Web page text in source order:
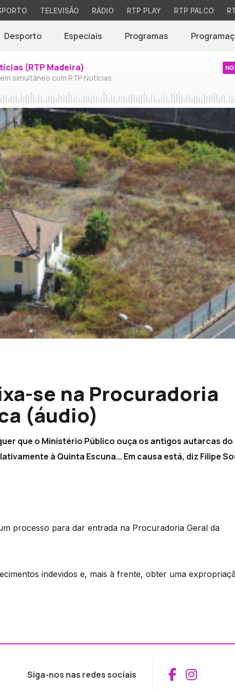
TELEVISÃO RÁDIO RTP PLAY RTP PALCO
Desporto Especiais Programas
(RTP Madeira)
simultâneo com RTP Notícias
se na Procuradoria
(áudio)
que o Ministério Público ouça os antigos autarcas do
à Quinta Escuna... Em causa está, diz Filipe
processo para dar entrada na Procuradoria Geral da
indevidos e, mais à frente, obter uma
Siga-nos nas redes sociais Aceder